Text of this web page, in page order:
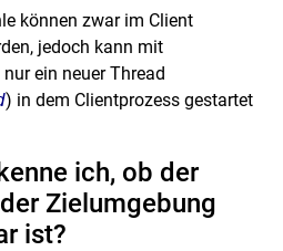
können zwar im Client
jedoch kann mit
nur ein neuer Thread
) in dem Clientprozess gestartet
ich, ob der
Zielumgebung
ist?